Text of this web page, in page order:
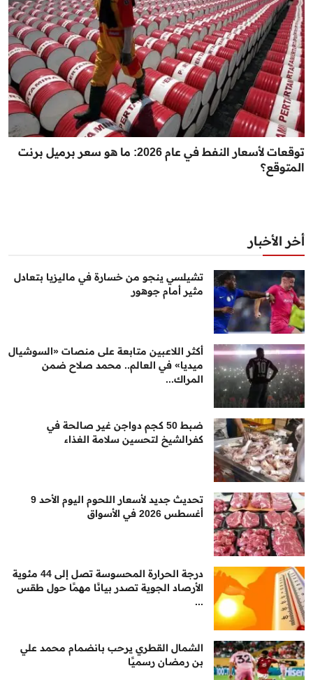
توقعات لأسعار النفط في عام 2026: ما هو سعر برميل برنت
المتوقع؟
أخر الأخبار
تشيلسي ينجو من خسارة في ماليزيا بتعادل
مثير أمام جوهور
أكثر اللاعبين متابعة على منصات «السوشيال
ميديا» في العالم.. محمد صلاح ضمن
المراك...
ضبط 50 كجم دواجن غير صالحة في
كفرالشيخ لتحسين سلامة الغذاء
تحديث جديد لأسعار اللحوم اليوم الأحد 9
أغسطس 2026 في الأسواق
درجة الحرارة المحسوسة تصل إلى 44 مئوية
الأرصاد الجوية تصدر بيانًا مهمًا حول طقس
...
الشمال القطري يرحب بانضمام محمد علي
بن رمضان رسميًا